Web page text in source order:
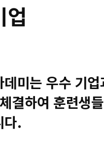
업
미는 우수 기
결하여 훈련생
다.